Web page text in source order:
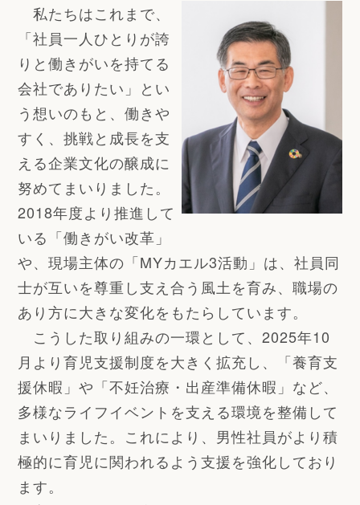
私たちはこれまで、
「社員一人ひとりが誇
りと働きがいを持てる
会社でありたい」とい
う想いのもと、働きや
すく、挑戦と成長を支
える企業文化の醸成に
努めてまいりました。
2018年度より推進して
いる「働きがい改革」
や、現場主体の「MYカエル3活動」は、社員同
士が互いを尊重し支え合う風土を育み、職場の
あり方に大きな変化をもたらしています。
こうした取り組みの一環として、2025年10
月より育児支援制度を大きく拡充し、「養育支
援休暇」や「不妊治療・出産準備休暇」など、
多様なライフイベントを支える環境を整備して
まいりました。これにより、男性社員がより積
極的に育児に関われるよう支援を強化しており
ます。